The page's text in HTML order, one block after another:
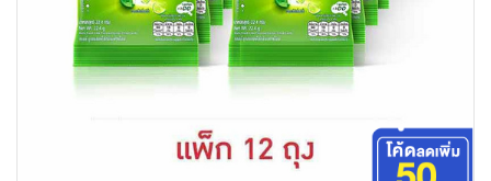
เครื่องปรุงรสและของแห้ง
ขนมขบเคี้ยว และช็อคโกแลต